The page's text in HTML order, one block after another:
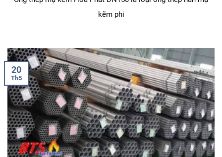
kẽm phi
20
Th5